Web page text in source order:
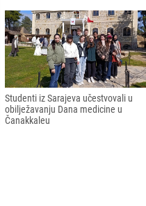
Studenti iz Sarajeva učestvovali u
obilježavanju Dana medicine u
Čanakkaleu